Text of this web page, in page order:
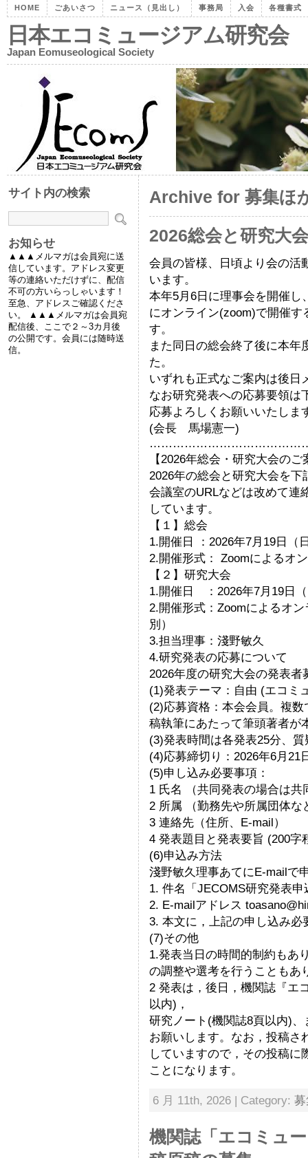
HOME ごあいさつ ニュース（見出し） 事務局 入会 各種書式
日本エコミュージアム研究会
Japan Eomuseological Society
Archive for 募集ほ
2026総会と研究大
会員の皆様、日頃より会の活
います。
本年5月6日に理事会を開催し
にオンライン(zoom)で開催
す。
また同日の総会終了後に本
た。
いずれも正式なご案内は後日
なお研究発表への応募要領は
応募よろしくお願いいたしま
(会長 馬場憲一)
【2026年総会・研究大会の
2026年の総会と研究大会を
会議室のURLなどは改めて連
しています。
【１】総会
1.開催日 ：2026年7月19日（
2.開催形式： Zoomによるオ
【２】研究大会
1.開催日 ：2026年7月19日
2.開催形式：Zoomによるオ
別）
3.担当理事：淺野敏久
4.研究発表の応募について
2026年度の研究大会の発表
(1)発表テーマ：自由 (エコミ
(2)応募資格：本会会員。複
稿執筆にあたって筆頭著者が
(3)発表時間は各発表25分、質
(4)応募締切り：2026年6月21
(5)申し込み必要事項：
1 氏名 （共同発表の場合は
2 所属 （勤務先や所属団体な
3 連絡先（住所、E-mail）
4 発表題目と発表要旨 (200字
(6)申込み方法
淺野敏久理事あてにE-mailで
1. 件名「JECOMS研究発表
2. E-mailアドレス
3. 本文に，上記の申し込み
(7)その他
1.発表当日の時間的制約もあ
の調整や選考を行うこともあ
2 発表は，後日，機関誌『エ
以内)，
研究ノート(機関誌8頁以内)
お願いします。なお，投稿さ
していますので，その投稿に
ことになります。
6 月 11th, 2026 | Category:
機関誌「エコミュ
サイト内の検索
お知らせ
▲▲▲メルマガは会員宛に送
信しています。アドレス変更
等の連絡いただけずに、配信
不可の方いらっしゃいます！
至急、アドレスご確認くださ
い。 ▲▲▲メルマガは会員宛
配信後、ここで２～3カ月後
の公開です。会員には随時送
信。